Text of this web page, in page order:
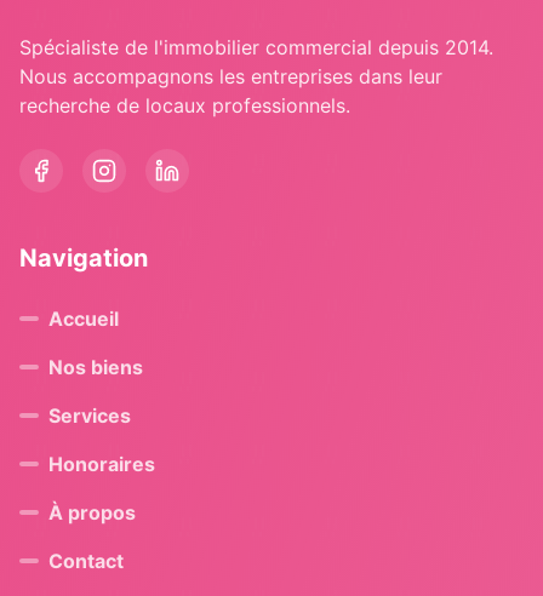
Spécialiste de l'immobilier commercial depuis 2014.
Nous accompagnons les entreprises dans leur
recherche de locaux professionnels.
Navigation
Accueil
Nos biens
Services
Honoraires
À propos
Contact